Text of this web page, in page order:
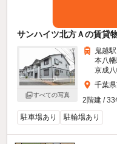
サンハイツ北方Ａの賃貸
すべての写真
鬼越
本八
京成
千葉
2階建 / 33
駐車場あり
駐輪場あり